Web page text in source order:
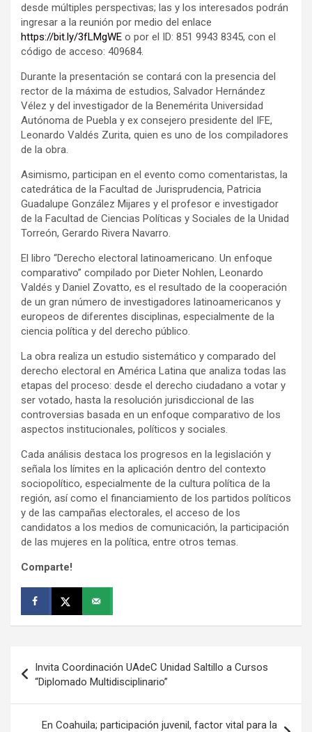
desde múltiples perspectivas; las y los interesados podrán
ingresar a la reunión por medio del enlace
https://bit.ly/3fLMgWE o por el ID: 851 9943 8345, con el
código de acceso: 409684.
Durante la presentación se contará con la presencia del
rector de la máxima de estudios, Salvador Hernández
Vélez y del investigador de la Benemérita Universidad
Autónoma de Puebla y ex consejero presidente del IFE,
Leonardo Valdés Zurita, quien es uno de los compiladores
de la obra.
Asimismo, participan en el evento como comentaristas, la
catedrática de la Facultad de Jurisprudencia, Patricia
Guadalupe González Mijares y el profesor e investigador
de la Facultad de Ciencias Políticas y Sociales de la Unidad
Torreón, Gerardo Rivera Navarro.
El libro “Derecho electoral latinoamericano. Un enfoque
comparativo” compilado por Dieter Nohlen, Leonardo
Valdés y Daniel Zovatto, es el resultado de la cooperación
de un gran número de investigadores latinoamericanos y
europeos de diferentes disciplinas, especialmente de la
ciencia política y del derecho público.
La obra realiza un estudio sistemático y comparado del
derecho electoral en América Latina que analiza todas las
etapas del proceso: desde el derecho ciudadano a votar y
ser votado, hasta la resolución jurisdiccional de las
controversias basada en un enfoque comparativo de los
aspectos institucionales, políticos y sociales.
Cada análisis destaca los progresos en la legislación y
señala los límites en la aplicación dentro del contexto
sociopolítico, especialmente de la cultura política de la
región, así como el financiamiento de los partidos políticos
y de las campañas electorales, el acceso de los
candidatos a los medios de comunicación, la participación
de las mujeres en la política, entre otros temas.
Comparte!
de
entradas
Invita Coordinación UAdeC Unidad Saltillo a Cursos
“Diplomado Multidisciplinario”
En Coahuila; participación juvenil, factor vital para la